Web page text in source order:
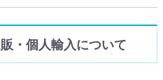
・個人輸入について